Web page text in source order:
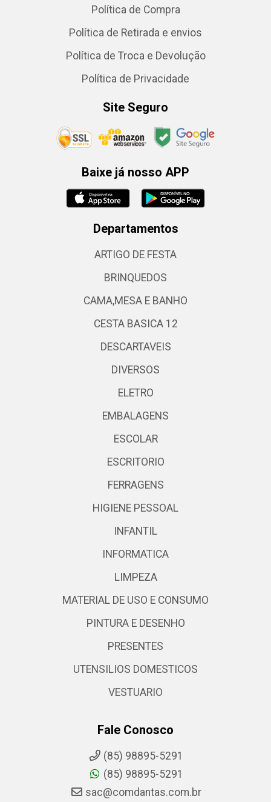
Política de Compra
Política de Retirada e envios
Política de Troca e Devolução
Política de Privacidade
Site Seguro
Baixe já nosso APP
Departamentos
ARTIGO DE FESTA
BRINQUEDOS
CAMA,MESA E BANHO
CESTA BASICA 12
DESCARTAVEIS
DIVERSOS
ELETRO
EMBALAGENS
ESCOLAR
ESCRITORIO
FERRAGENS
HIGIENE PESSOAL
INFANTIL
INFORMATICA
LIMPEZA
MATERIAL DE USO E CONSUMO
PINTURA E DESENHO
PRESENTES
UTENSILIOS DOMESTICOS
VESTUARIO
Fale Conosco
(85) 98895-5291
(85) 98895-5291
sac@comdantas.com.br